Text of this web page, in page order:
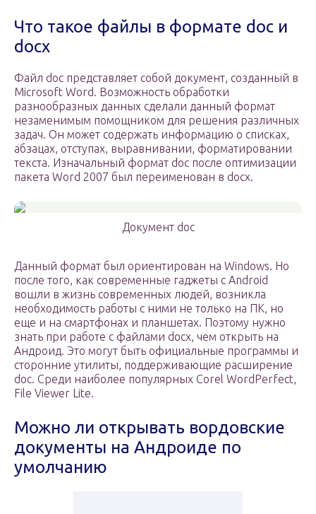
Что такое файлы в формате doc и
docx
Файл doc представляет собой документ, созданный в
Microsoft Word. Возможность обработки
разнообразных данных сделали данный формат
незаменимым помощником для решения различных
задач. Он может содержать информацию о списках,
абзацах, отступах, выравнивании, форматировании
текста. Изначальный формат doc после оптимизации
пакета Word 2007 был переименован в docx.
Документ doc
Данный формат был ориентирован на Windows. Но
после того, как современные гаджеты с Android
вошли в жизнь современных людей, возникла
необходимость работы с ними не только на ПК, но
еще и на смартфонах и планшетах. Поэтому нужно
знать при работе с файлами docx, чем открыть на
Андроид. Это могут быть официальные программы и
сторонние утилиты, поддерживающие расширение
doc. Среди наиболее популярных Corel WordPerfect,
File Viewer Lite.
Можно ли открывать вордовские
документы на Андроиде по
умолчанию